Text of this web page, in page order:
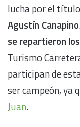
lucha por el
Agustín Canapino
se repartieron
Turismo
participan de
ser campeón, ya
Juan.